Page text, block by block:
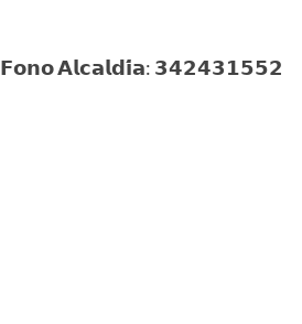
𝗙𝗼𝗻𝗼 𝗔𝗹𝗰𝗮𝗹𝗱𝗶́𝗮: 𝟯𝟰𝟮𝟰𝟯𝟭𝟱𝟱𝟮